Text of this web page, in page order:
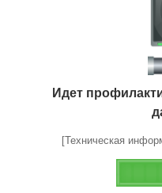
Идет
[Техническая